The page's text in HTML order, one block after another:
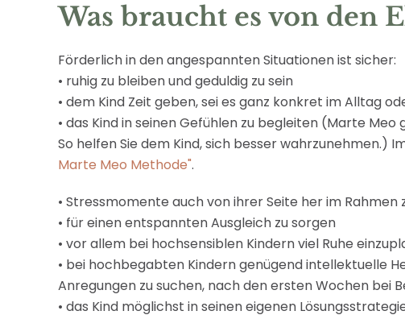
Was braucht es von den
Förderlich in den angespannten Situationen ist sicher:
• ruhig zu bleiben und geduldig zu sein
• dem Kind Zeit geben, sei es ganz konkret im Alltag
• das Kind in seinen Gefühlen zu begleiten (Marte
So helfen Sie dem Kind, sich besser wahrzunehmen.)
Marte Meo Methode".
• Stressmomente auch von ihrer Seite her im
• für einen entspannten Ausgleich zu sorgen
• vor allem bei hochsensiblen Kindern viel Ruhe
• bei hochbegabten Kindern genügend intellektuelle
Anregungen zu suchen, nach den ersten Wochen bei
• das Kind möglichst in seinen eigenen